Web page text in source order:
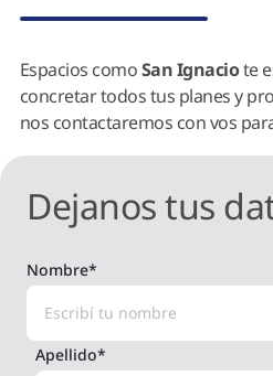
Espacios comoSan Ignaciote
concretar todos tus planes y
nos contactaremos con vos
Dejanos tus
Nombre*
Apellido*